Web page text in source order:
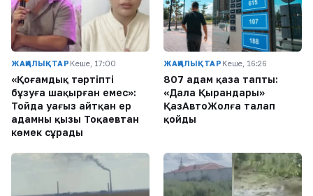
ЖАҢАЛЫҚТАР Кеше, 17:00
«Қоғамдық тәртіпті
бұзуға шақырған емес»:
Тойда уағыз айтқан ер
адамның қызы Тоқаевтан
көмек сұрады
ЖАҢАЛЫҚТАР Кеше, 16:26
807 адам қаза тапты:
«Дала Қырандары»
ҚазАвтоЖолға талап
қойды